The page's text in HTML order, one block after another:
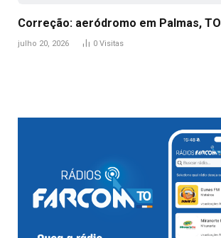
Correção: aeródromo em Palmas, TO
julho 20, 2026 0 Visitas